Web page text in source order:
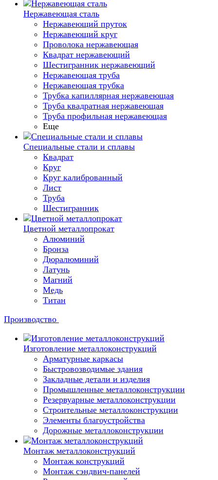
Нержавеющая сталь
Нержавеющий пруток
Нержавеющий круг
Проволока нержавеющая
Квадрат нержавеющий
Шестигранник нержавеющий
Нержавеющая труба
Нержавеющая трубка
Трубка капиллярная нержавеющая
Труба квадратная нержавеющая
Труба профильная нержавеющая
Еще
Специальные стали и сплавы
Квадрат
Круг
Круг калиброванный
Лист
Труба
Шестигранник
Цветной металлопрокат
Алюминий
Бронза
Дюралюминий
Латунь
Магний
Медь
Титан
Производство
Изготовление металлоконструкций
Арматурные каркасы
Быстровозводимые здания
Закладные детали и изделия
Промышленные металлоконструкции
Резервуарные металлоконструкции
Строительные металлоконструкции
Элементы благоустройства
Дорожные металлоконструкции
Монтаж металлоконструкций
Монтаж конструкций
Монтаж сэндвич-панелей